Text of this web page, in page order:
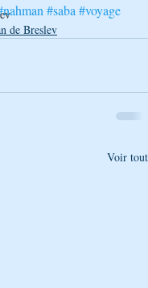
#saba #voyage
de Breslev
Voir tout